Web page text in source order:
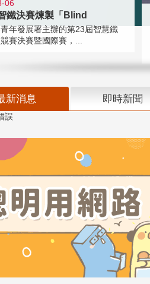
06
鐵決賽煉製「Blind
年發展署主辦的第23屆智慧鐵
賽決賽暨國際賽，...
新消息 即時新聞
誤